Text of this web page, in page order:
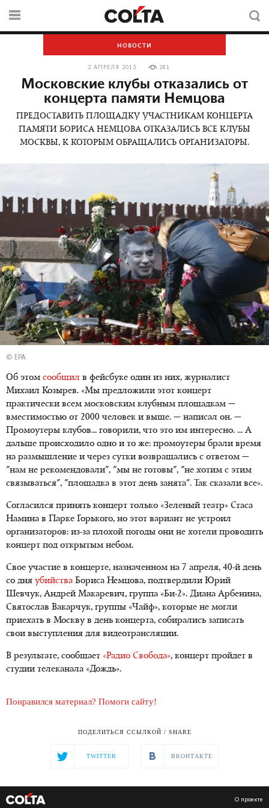
НОВОСТИ
2 АПРЕЛЯ 2015 281
Московские клубы отказались от
концерта памяти Немцова
ПРЕДОСТАВИТЬ ПЛОЩАДКУ УЧАСТНИКАМ КОНЦЕРТА
ПАМЯТИ БОРИСА НЕМЦОВА ОТКАЗАЛИСЬ ВСЕ КЛУБЫ
МОСКВЫ, К КОТОРЫМ ОБРАЩАЛИСЬ ОРГАНИЗАТОРЫ.
© EPA
Об этом сообщил в фейсбуке один из них, журналист
Михаил Козырев. «Мы предложили этот концерт
практически всем московским клубным площадкам —
вместимостью от 2000 человек и выше. — написал он. —
Промоутеры клубов... говорили, что это им интересно. ... А
дальше происходило одно и то же: промоутеры брали время
на размышление и через сутки возвращались с ответом —
"нам не рекомендовали", "мы не готовы", "не хотим с этим
связываться", "площадка в этот день занята". Так сказали все».
Согласился принять концерт только «Зеленый театр» Стаса
Намина в Парке Горького, но этот вариант не устроил
организаторов: из-за плохой погоды они не хотели проводить
концерт под открытым небом.
Свое участие в концерте, назначенном на 7 апреля, 40-й день
со дня убийства Бориса Немцова, подтвердили Юрий
Шевчук, Андрей Макаревич, группа «Би-2». Диана Арбенина,
Святослав Вакарчук, группы «Чайф», которые не могли
приехать в Москву в день концерта, собирались записать
свои выступления для видеотрансляции.
В результате, сообщает «Радио Свобода», концерт пройдет в
студии телеканала «Дождь».
Понравился материал? Помоги сайту!
ПОДЕЛИТЬСЯ ССЫЛКОЙ / SHARE
TWITTER ВКОНТАКТЕ
О проекте